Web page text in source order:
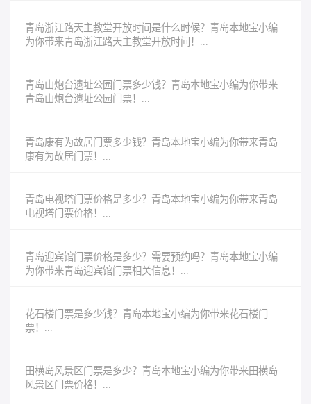
青岛浙江路天主教堂开放时间是什么时候？青岛本地宝小编
为你带来青岛浙江路天主教堂开放时间！...
青岛山炮台遗址公园门票多少钱？青岛本地宝小编为你带来
青岛山炮台遗址公园门票！...
青岛康有为故居门票多少钱？青岛本地宝小编为你带来青岛
康有为故居门票！...
青岛电视塔门票价格是多少？青岛本地宝小编为你带来青岛
电视塔门票价格！...
青岛迎宾馆门票价格是多少？需要预约吗？青岛本地宝小编
为你带来青岛迎宾馆门票相关信息！...
花石楼门票是多少钱？青岛本地宝小编为你带来花石楼门
票！...
田横岛风景区门票是多少？青岛本地宝小编为你带来田横岛
风景区门票价格！...